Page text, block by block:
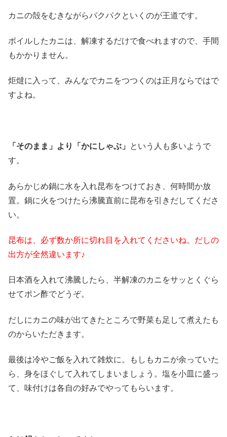
カニの殻をむきながらパクパクといくのが王道です。
ボイルしたカニは、解凍するだけで食べれますので、手間
もかかりません。
炬燵に入って、みんなでカニをつつくのは正月ならではで
すよね。
「そのまま」より「かにしゃぶ」
という人も多いようで
す。
あらかじめ鍋に水を入れ昆布をつけておき、何時間か放
置。鍋に火をつけたら沸騰直前に昆布を引きだしてくださ
い。
昆布は、必ず数か所に切れ目を入れてくださいね。だしの
出方が全然違います♪
日本酒を入れて沸騰したら、半解凍のカニをサッとくぐら
せてポン酢でどうぞ。
だしにカニの味が出てきたところで野菜も足して煮えたも
のからいただきます。
最後は冷やご飯を入れて雑炊に。もしもカニが余っていた
ら、身をほぐして入れてしまいましょう。塩を小皿に盛っ
て、味付けは各自の好みでやってもらいます。